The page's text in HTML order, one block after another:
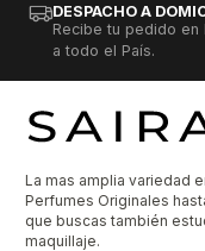
DESPACHO A
Recibe tu pedido en
a todo el País.
La mas amplia variedad
Perfumes Originales
que buscas también
maquillaje.